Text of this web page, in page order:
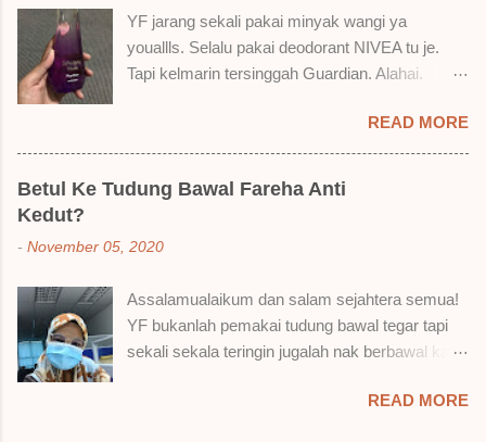
suka tu boleh adjust. Don't worry! Aku start
dengan yang elok dulu lah ek! Pros 1) OMG!
Ringan gila tekstur dia bila dah kering. Serious!
Lembut plak jadinya bibir ni and smooth gitu. 3)
Bila minum air, still nampak bekas lipstick kat
gelas tapi tak obvious pun. Sikit sangat. Tapi tak
makan berpinggan-pinggan. 4) Senang nak
YF jarang sekali pakai minyak wangi ya
youallls. Selalu pakai deodorant NIVEA tu je.
Tapi kelmarin tersinggah Guardian. Alahai.
dalam Guardian, ternampaklah minyak wangi
Syahirah ni. Kebetulan ada sale . RM18 je tau.
Harga adal tak pasti plak. May be dalam RM20
macam tu. Dah lama tak pakai perfume , ambil
redhanya sebab tak tahu lah wangian dia tu
Magnifique ya anak-anak semua. Bau sweet-
sweet gitu. Lembut je. Bertambah plak dengan
hasutan adik perempuan. Zassss rembat satu
tu, YF pakailah pergi kerja. So aktiviti tak
READ MORE
Betul Ke Tudung Bawal Fareha Anti
Kedut?
- November 05, 2020
Assalamualaikum dan salam sejahtera semua!
YF bukanlah pemakai tudung bawal tegar tapi
sekali sekala teringin jugalah nak berbawal kan.
READ MORE